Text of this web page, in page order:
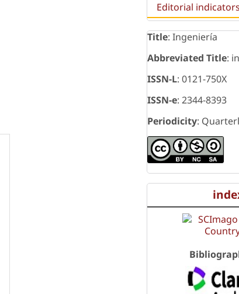
Editorial
Title: Ingeniería
Abbreviated Title:
ISSN-L: 0121-750X
ISSN-e: 2344-8393
Periodicity: